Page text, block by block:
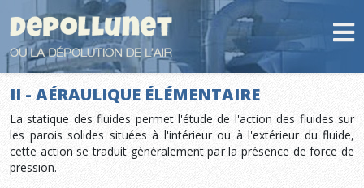
II - AÉRAULIQUE ÉLÉMENTAIRE
La statique des fluides permet l'étude de l'action des fluides sur
les parois solides situées à l'intérieur ou à l'extérieur du fluide,
cette action se traduit généralement par la présence de force de
pression.